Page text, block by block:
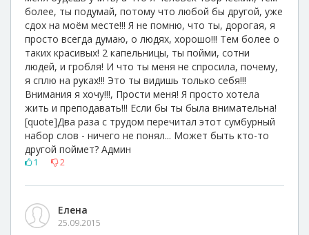
более, ты подумай, потому что любой бы другой, уже
сдох на моём месте!!! Я не помню, что ты, дорогая, я
просто всегда думаю, о людях, хорошо!!! Тем более о
таких красивых! 2 капельницы, ты пойми, сотни
людей, и гробля! И что ты меня не спросила, почему,
я сплю на руках!!! Это ты видишь только себя!!!
Внимания я хочу!!!, Прости меня! Я просто хотела
жить и преподавать!!! Если бы ты была внимательна!
[quote]Два раза с трудом перечитал этот сумбурный
набор слов - ничего не понял... Может быть кто-то
другой поймет? Админ
1 2
Елена
25.09.2015